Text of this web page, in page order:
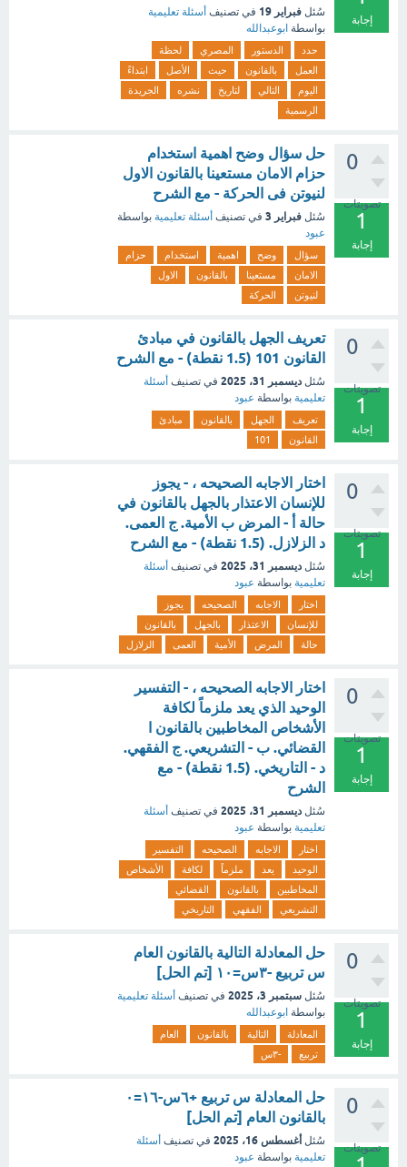
إجابة
سُئل فبراير 19 في تصنيف أسئلة تعليمية
بواسطة ابوعبدالله
حدد الدستور المصري
لحظة
العمل
بالقانون حيث الأصل
ابتداءً
اليوم
التالي لتاريخ نشره
الجريدة
الرسمية
0
تصويتات
1
إجابة
حل سؤال وضح اهمية استخدام
حزام الامان مستعينا بالقانون الاول
لنيوتن فى الحركة - مع الشرح
سُئل فبراير 3 في تصنيف أسئلة تعليمية بواسطة
عبود
سؤال وضح اهمية استخدام
حزام
الامان
مستعينا بالقانون
الاول
لنيوتن
الحركة
0
تصويتات
1
إجابة
تعريف الجهل بالقانون في مبادئ
القانون 101 (1.5 نقطة) - مع الشرح
سُئل ديسمبر 31، 2025 في تصنيف أسئلة
تعليمية بواسطة عبود
تعريف الجهل بالقانون
مبادئ
القانون
101
0
تصويتات
1
إجابة
اختار الاجابه الصحيحه ، - يجوز
للإنسان الاعتذار بالجهل بالقانون في
حالة أ - المرض ب الأمية. ج العمى.
د الزلازل. (1.5 نقطة) - مع الشرح
سُئل ديسمبر 31، 2025 في تصنيف أسئلة
تعليمية بواسطة عبود
اختار الاجابه الصحيحه
يجوز
للإنسان
الاعتذار بالجهل
بالقانون
حالة
المرض الأمية العمى الزلازل
0
تصويتات
1
إجابة
اختار الاجابه الصحيحه ، - التفسير
الوحيد الذي يعد ملزماً لكافة
الأشخاص المخاطبين بالقانون ا
القضائي. ب - التشريعي. ج الفقهي.
د - التاريخي. (1.5 نقطة) - مع
الشرح
سُئل ديسمبر 31، 2025 في تصنيف أسئلة
تعليمية بواسطة عبود
اختار الاجابه الصحيحه
التفسير
الوحيد
يعد ملزماً لكافة
الأشخاص
المخاطبين
بالقانون
القضائي
التشريعي
الفقهي التاريخي
0
تصويتات
1
إجابة
حل المعادلة التالية بالقانون العام
س تربيع -٣س=١٠ [تم الحل]
سُئل سبتمبر 3، 2025 في تصنيف أسئلة تعليمية
بواسطة ابوعبدالله
المعادلة التالية بالقانون
العام
تربيع
-٣س
0
تصويتات
حل المعادلة س تربيع +٦س-١٦=٠
بالقانون العام [تم الحل]
سُئل أغسطس 16، 2025 في تصنيف أسئلة
تعليمية بواسطة عبود